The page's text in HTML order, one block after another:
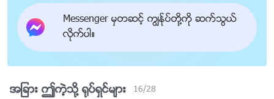
Messenger မွတဆင့္ ကြၽန္ုပ္တို႔ကို ဆက္သြယ္
လိုက္ပါ။
အျခား ဤကဲ့သို႔ ႐ုပ္ရွင္မ်ား 16/28